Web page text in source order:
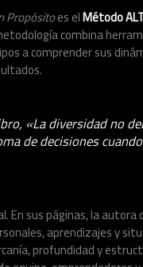
Propósitoes elMétodo
combina
a comprender sus
«La diversidad no
de decisiones
En sus páginas, la
aprendizajes y
profundidad y